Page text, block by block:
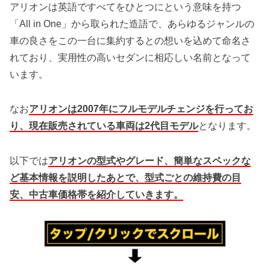
アリオンは英語ですべてをひとつにという意味を持つ
「All in One」から取られた造語で、あらゆるジャンルの
車の良さをこの一台に集約するとの想いを込めて命名さ
れており、実用性の高いセダンに相応しい名前となって
います。
なおアリオンは2007年にフルモデルチェンジを行ってお
り、現在販売されている車両は2代目モデルとなります。
以下ではアリオンの型式やグレード、簡単なスペックな
ど基本情報を説明したあとで、型式ごとの維持費の目
安、中古車価格帯を紹介していきます。